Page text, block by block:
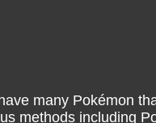
many Pokémon
methods including